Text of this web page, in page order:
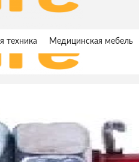
техника Медицинская мебель